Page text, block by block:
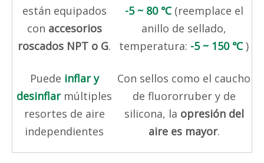
están equipados
con accesorios
roscados NPT o G.
-5 ~ 80 ℃ (reemplace el
anillo de sellado,
temperatura: -5 ~ 150 ℃)
Puede inflar y
desinflar múltiples
resortes de aire
independientes
Con sellos como el caucho
de fluororruber y de
silicona, la opresión del
aire es mayor.